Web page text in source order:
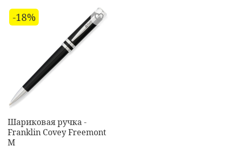
-18%
Шариковая ручка -
Franklin Covey Freemont
M